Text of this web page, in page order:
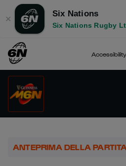
✕
Six Nations
Six Nations Rugby
Accessibility
ANTEPRIMA DELLA